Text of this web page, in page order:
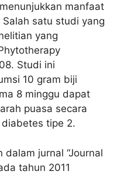
manfaat
satu studi yang
yang
Studi ini
10 gram biji
8 minggu dapat
puasa secara
tipe 2.
jurnal “Journal
tahun 2011